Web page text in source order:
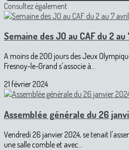
Consultez également
Semaine des JO au CAF du 2
A moins de 200 jours des Jeux
Fresnoy-le-Grand s'associe à...
21 février 2024
Assemblée générale du 26
Vendredi 26 janvier 2024, se tenait
une salle comble et avec...